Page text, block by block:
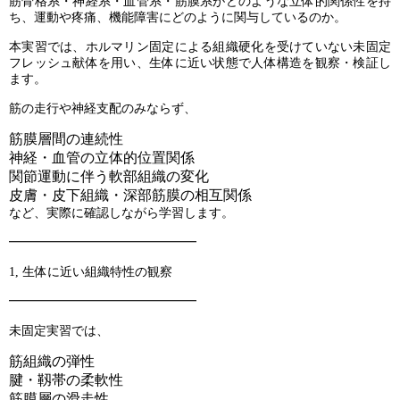
ち、運動や疼痛、機能障害にどのように関与しているのか。
本実習では、ホルマリン固定による組織硬化を受けていない未固定
フレッシュ献体を用い、生体に近い状態で人体構造を観察・検証し
ます。
筋の走行や神経支配のみならず、
筋膜層間の連続性
神経・血管の立体的位置関係
関節運動に伴う軟部組織の変化
皮膚・皮下組織・深部筋膜の相互関係
など、実際に確認しながら学習します。
━━━━━━━━━━━━━━━
1, 生体に近い組織特性の観察
━━━━━━━━━━━━━━━
未固定実習では、
筋組織の弾性
腱・靱帯の柔軟性